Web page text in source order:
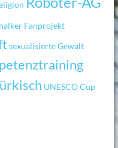
Fanprojekt
sexualisierte Gewalt
UNESCO Cup